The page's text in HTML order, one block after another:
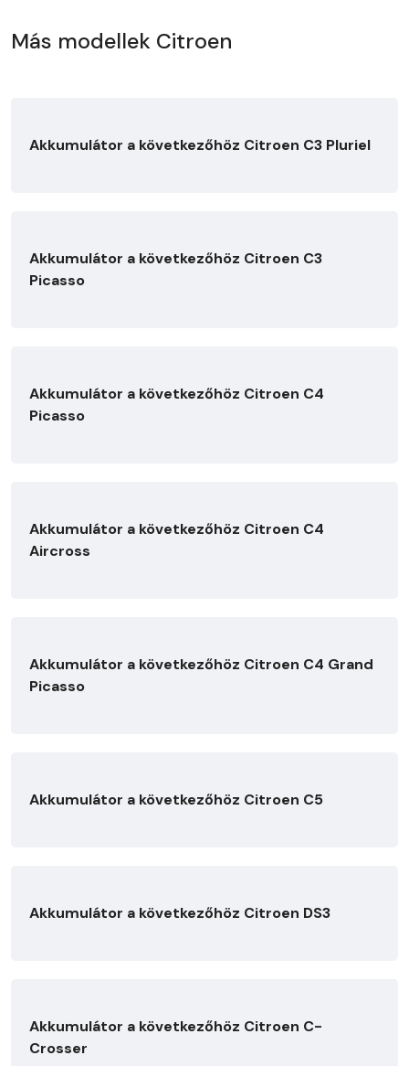
Más modellek Citroen
Akkumulátor a következőhöz Citroen C3 Pluriel
Akkumulátor a következőhöz Citroen C3
Picasso
Akkumulátor a következőhöz Citroen C4
Picasso
Akkumulátor a következőhöz Citroen C4
Aircross
Akkumulátor a következőhöz Citroen C4 Grand
Picasso
Akkumulátor a következőhöz Citroen C5
Akkumulátor a következőhöz Citroen DS3
Akkumulátor a következőhöz Citroen C-
Crosser